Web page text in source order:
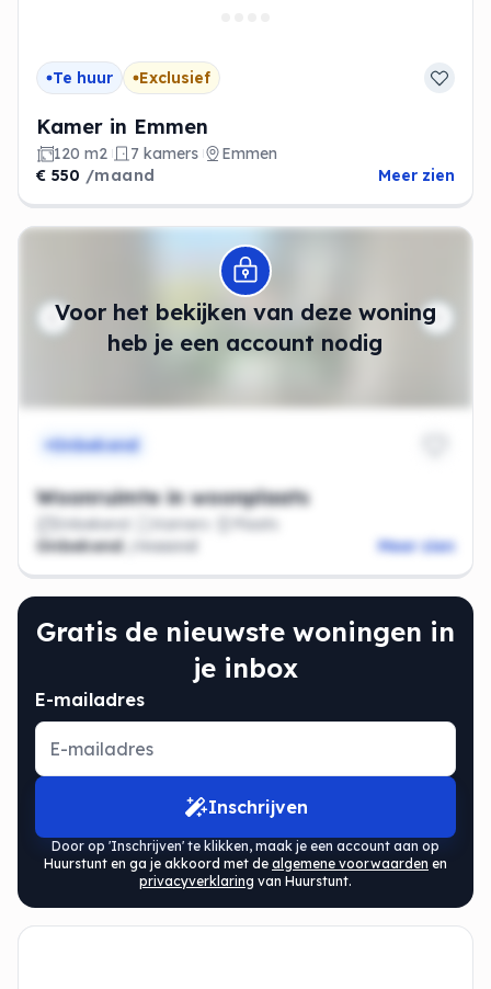
Te huur Exclusief
Kamer in Emmen
120 m2 7 kamers
Emmen
€ 550 /maand Meer zien
Voor het bekijken van deze woning
heb je een account nodig
Modal openen
Onbekend
Woonruimte in woonplaats
Onbekend Kamers
Plaats
Onbekend
/maand Meer zien
Gratis de nieuwste woningen in
je inbox
E-mailadres
Inschrijven
Door op 'Inschrijven' te klikken, maak je een account aan op
Huurstunt en ga je akkoord met de algemene voorwaarden en
privacyverklaring van Huurstunt.